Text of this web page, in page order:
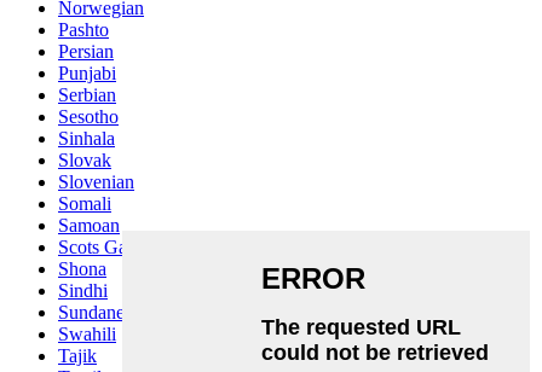
Norwegian
Pashto
Persian
Punjabi
Serbian
Sesotho
Sinhala
Slovak
Slovenian
Somali
Samoan
Scots Gaelic
Shona
Sindhi
Sundanese
Swahili
Tajik